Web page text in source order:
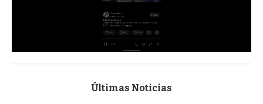
s
Últimas Noticias